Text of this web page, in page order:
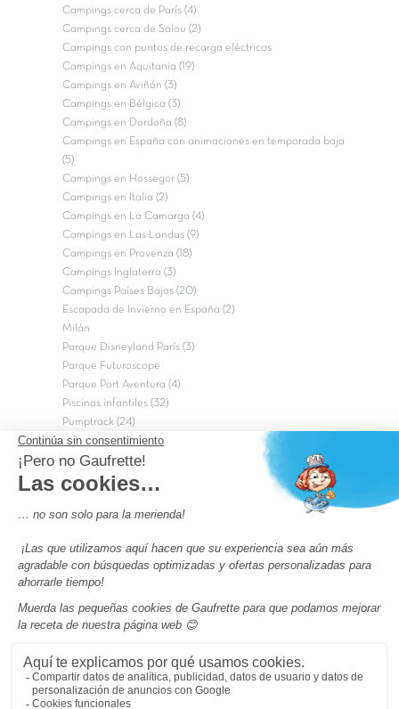
Campings cerca de París (4)
Campings cerca de Salou (2)
Campings con puntos de recarga eléctricos
Campings en Aquitania (19)
Campings en Aviñón (3)
Campings en Bélgica (3)
Campings en Dordoña (8)
Campings en España con animaciones en temporada baja
(5)
Campings en Hossegor (5)
Campings en Italia (2)
Campings en La Camarga (4)
Campings en Las Landas (9)
Campings en Provenza (18)
Campings Inglaterra (3)
Campings Países Bajos (20)
Escapada de Invierno en España (2)
Milán
Parque Disneyland París (3)
Parque Futuroscope
Parque Port Aventura (4)
Piscinas infantiles (32)
Pumptrack (24)
Puy du Fou (2)
Roma
Semana Santa (17)
Campings de 4 estrellas en Francia
Los camping con piscinas en Francia
Camping Barcelona
Camping Murcia
Camping Costa Brava
Camping Costa daurada
Pass camping
Preguntas más frecuentes
Aviso legal